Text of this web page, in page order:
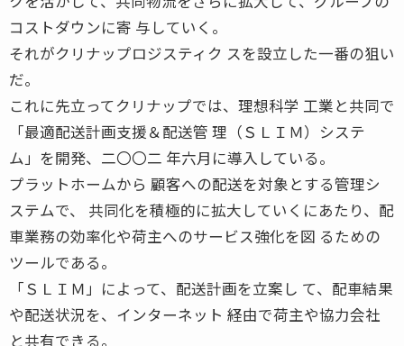
コストダウンに寄 与していく。
それがクリナップロジスティク スを設立した一番の狙い
だ。
これに先立ってクリナップでは、理想科学 工業と共同で
「最適配送計画支援＆配送管 理（ＳＬＩＭ）システ
ム」を開発、二〇〇二 年六月に導入している。
プラットホームから 顧客への配送を対象とする管理シ
ステムで、 共同化を積極的に拡大していくにあたり、配
車業務の効率化や荷主へのサービス強化を図 るための
ツールである。
「ＳＬＩＭ」によって、配送計画を立案し て、配車結果
や配送状況を、インターネット 経由で荷主や協力会社
と共有できる。